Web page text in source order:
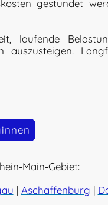
gestundet
laufende
auszusteigen.
| Aschaffenburg |